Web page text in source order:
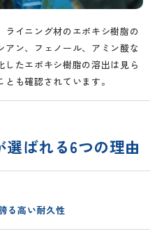
ライニング材のエポキシ樹脂の
ン、フェノール、アミン酸な
したエポキシ樹脂の溶出は見ら
も確認されています。
ばれる6つの理由
る高い耐久性